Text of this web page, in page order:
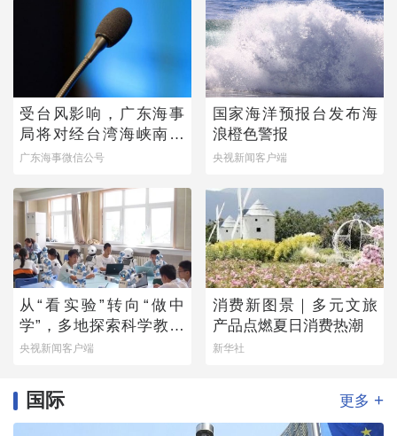
受台风影响，广东海事
局将对经台湾海峡南口
北上船舶实施交通管制
广东海事微信公号
国家海洋预报台发布海
浪橙色警报
央视新闻客户端
从“看实验”转向“做中
学”，多地探索科学教育
新路径
央视新闻客户端
消费新图景｜多元文旅
产品点燃夏日消费热潮
新华社
国际 更多 +